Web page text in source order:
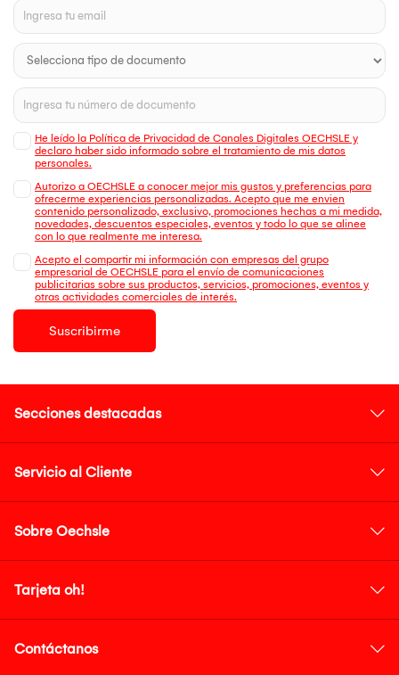
He leído la Política de Privacidad de Canales Digitales OECHSLE y
declaro haber sido informado sobre el tratamiento de mis datos
personales.
Autorizo a OECHSLE a conocer mejor mis gustos y preferencias para
ofrecerme experiencias personalizadas. Acepto que me envien
contenido personalizado, exclusivo, promociones hechas a mi medida,
novedades, descuentos especiales, eventos y todo lo que se alinee
con lo que realmente me interesa.
Acepto el compartir mi información con empresas del grupo
empresarial de OECHSLE para el envío de comunicaciones
publicitarias sobre sus productos, servicios, promociones, eventos y
otras actividades comerciales de interés.
Suscribirme
Secciones destacadas
Servicio al Cliente
Sobre Oechsle
Tarjeta oh!
Contáctanos